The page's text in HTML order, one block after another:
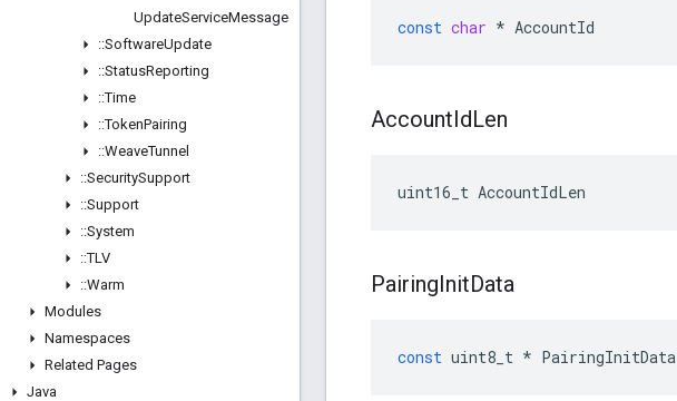
UpdateServiceMessage
::SoftwareUpdate
::StatusReporting
::Time
::TokenPairing
::WeaveTunnel
::SecuritySupport
::Support
::System
::TLV
::Warm
Modules
Namespaces
Related Pages
Java
const char * AccountId
AccountIdLen
uint16_t AccountIdLen
PairingInitData
const uint8_t * PairingInitData